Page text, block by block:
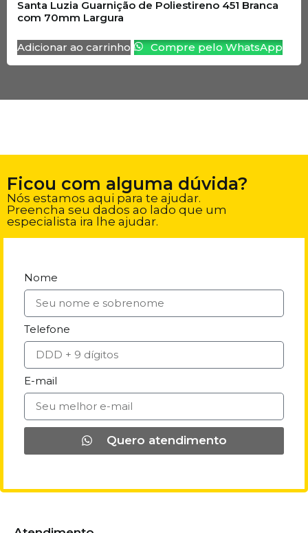
Santa Luzia Guarnição de Poliestireno 451 Branca
com 70mm Largura
Adicionar ao carrinho Compre pelo WhatsApp
Ficou com alguma dúvida?
Nós estamos aqui para te ajudar.
Preencha seu dados ao lado que um
especialista ira lhe ajudar.
Nome
Telefone
E-mail
Quero atendimento